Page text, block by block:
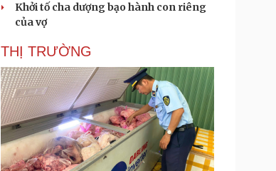
Khởi tố cha dượng bạo hành con riêng
của vợ
THỊ TRƯỜNG